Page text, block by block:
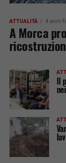
ATTUALITÀ 4 anni
A Morca
Il